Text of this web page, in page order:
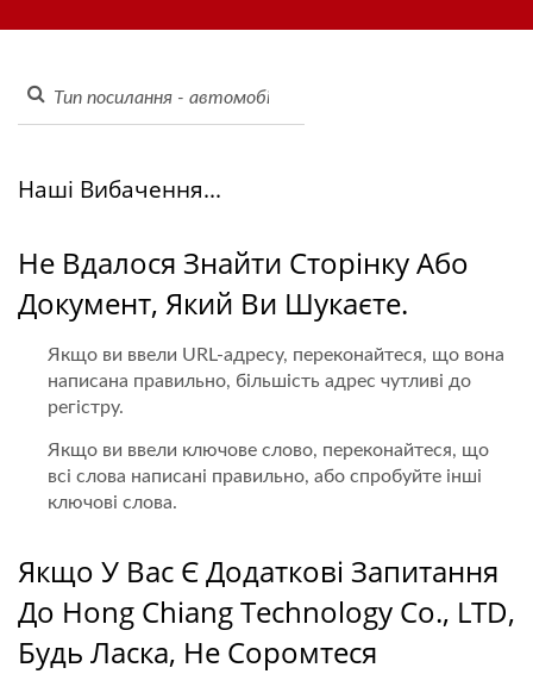
| Конвеєрна Стрічка Для
Суші - Виробник Стрічок
Для Доставки Їжі | Hong
Chiang
з нами.
Наші Вибачення...
Не Вдалося Знайти Сторінку Або
Документ, Який Ви Шукаєте.
Якщо ви ввели URL-адресу, переконайтеся, що вона
написана правильно, більшість адрес чутливі до
регістру.
Якщо ви ввели ключове слово, переконайтеся, що
всі слова написані правильно, або спробуйте інші
ключові слова.
Якщо У Вас Є Додаткові Запитання
До Hong Chiang Technology Co., LTD,
Будь Ласка, Не Соромтеся